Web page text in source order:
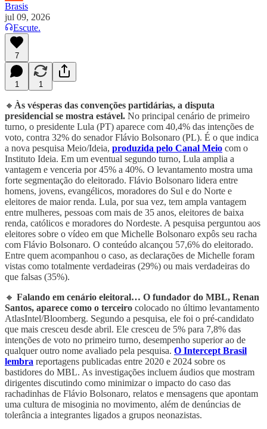
Brasis
jul 09, 2026
Escute.
7
1 1
🔸 Às vésperas das convenções partidárias, a disputa
presidencial se mostra estável. No principal cenário de primeiro
turno, o presidente Lula (PT) aparece com 40,4% das intenções de
voto, contra 32% do senador Flávio Bolsonaro (PL). É o que indica
a nova pesquisa Meio/Ideia, produzida pelo Canal Meio com o
Instituto Ideia. Em um eventual segundo turno, Lula amplia a
vantagem e venceria por 45% a 40%. O levantamento mostra uma
forte segmentação do eleitorado. Flávio Bolsonaro lidera entre
homens, jovens, evangélicos, moradores do Sul e do Norte e
eleitores de maior renda. Lula, por sua vez, tem ampla vantagem
entre mulheres, pessoas com mais de 35 anos, eleitores de baixa
renda, católicos e moradores do Nordeste. A pesquisa perguntou aos
eleitores sobre o vídeo em que Michelle Bolsonaro expôs seu racha
com Flávio Bolsonaro. O conteúdo alcançou 57,6% do eleitorado.
Entre quem acompanhou o caso, as declarações de Michelle foram
vistas como totalmente verdadeiras (29%) ou mais verdadeiras do
que falsas (35%).
🔸 Falando em cenário eleitoral… O fundador do MBL, Renan
Santos, aparece como o terceiro colocado no último levantamento
AtlasIntel/Bloomberg. Segundo a pesquisa, ele foi o pré-candidato
que mais cresceu desde abril. Ele cresceu de 5% para 7,8% das
intenções de voto no primeiro turno, desempenho superior ao de
qualquer outro nome avaliado pela pesquisa. O Intercept Brasil
lembra reportagens publicadas entre 2020 e 2024 sobre os
bastidores do MBL. As investigações incluem áudios que mostram
dirigentes discutindo como minimizar o impacto do caso das
rachadinhas de Flávio Bolsonaro, relatos e mensagens que apontam
uma cultura de misoginia no movimento, além de denúncias de
tolerância a integrantes ligados a grupos neonazistas.